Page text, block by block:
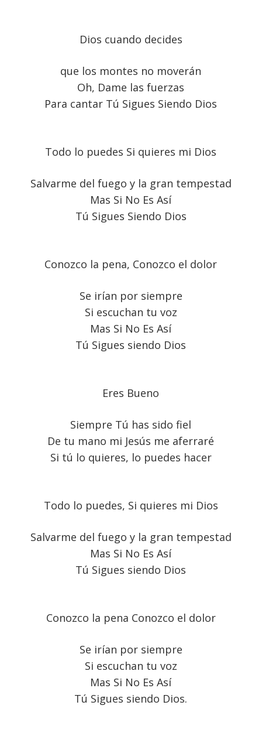
Dios cuando decides
que los montes no moverán
Oh, Dame las fuerzas
Para cantar Tú Sigues Siendo Dios
Todo lo puedes Si quieres mi Dios
Salvarme del fuego y la gran tempestad
Mas Si No Es Así
Tú Sigues Siendo Dios
Conozco la pena, Conozco el dolor
Se irían por siempre
Si escuchan tu voz
Mas Si No Es Así
Tú Sigues siendo Dios
Eres Bueno
Siempre Tú has sido fiel
De tu mano mi Jesús me aferraré
Si tú lo quieres, lo puedes hacer
Todo lo puedes, Si quieres mi Dios
Salvarme del fuego y la gran tempestad
Mas Si No Es Así
Tú Sigues siendo Dios
Conozco la pena Conozco el dolor
Se irían por siempre
Si escuchan tu voz
Mas Si No Es Así
Tú Sigues siendo Dios.